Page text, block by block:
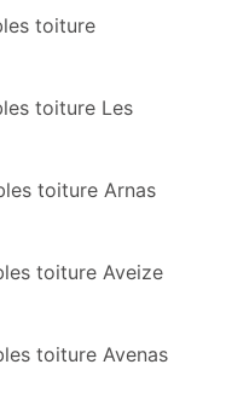
toiture
toiture Les
toiture Arnas
toiture Aveize
toiture Avenas